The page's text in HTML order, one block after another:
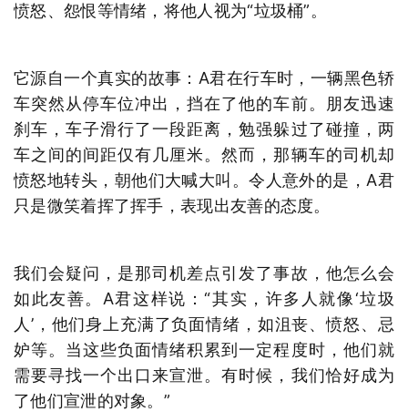
愤怒、怨恨等情绪，将他人视为“垃圾桶”。
它源自一个真实的故事：A君在行车时，一辆黑色轿
车突然从停车位冲出，挡在了他的车前。朋友迅速
刹车，车子滑行了一段距离，勉强躲过了碰撞，两
车之间的间距仅有几厘米。然而，那辆车的司机却
愤怒地转头，朝他们大喊大叫。令人意外的是，A君
只是微笑着挥了挥手，表现出友善的态度。
我们会疑问，是那司机差点引发了事故，他怎么会
如此友善。A君这样说：“其实，许多人就像‘垃圾
人’，他们身上充满了负面情绪，如沮丧、愤怒、忌
妒等。当这些负面情绪积累到一定程度时，他们就
需要寻找一个出口来宣泄。有时候，我们恰好成为
了他们宣泄的对象。”